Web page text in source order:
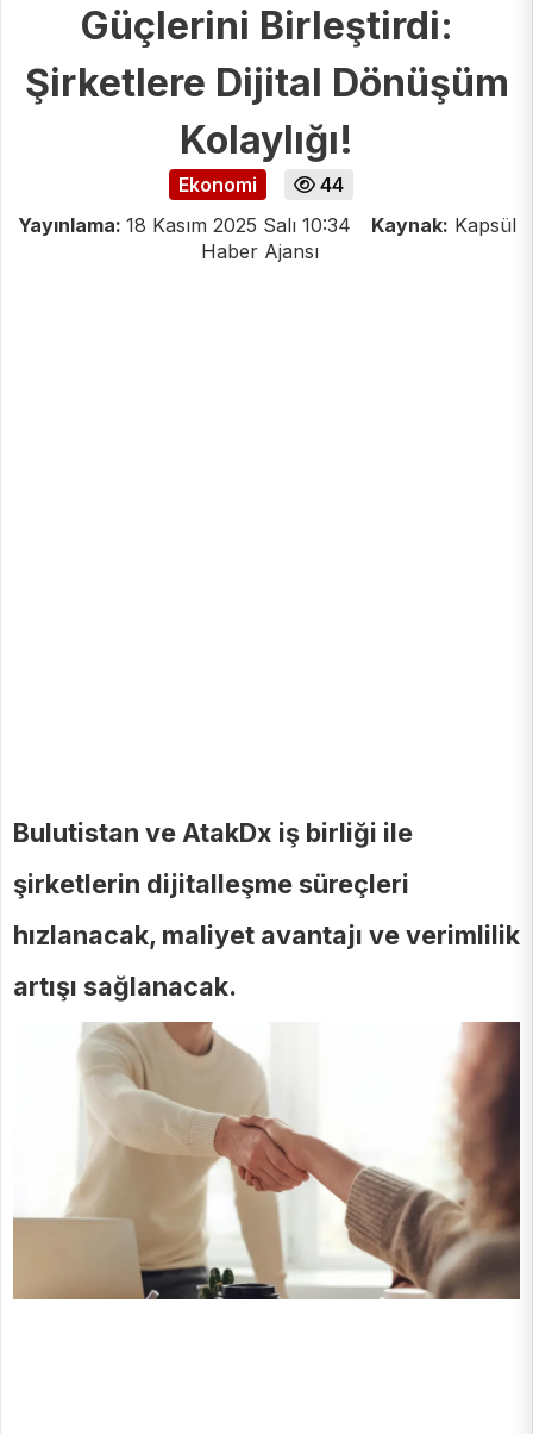
Güçlerini Birleştirdi:
Şirketlere Dijital Dönüşüm
Kolaylığı!
Ekonomi
44
Yayınlama: 18 Kasım 2025 Salı 10:34 Kaynak: Kapsül
Haber Ajansı
Bulutistan ve AtakDx iş birliği ile
şirketlerin dijitalleşme süreçleri
hızlanacak, maliyet avantajı ve verimlilik
artışı sağlanacak.